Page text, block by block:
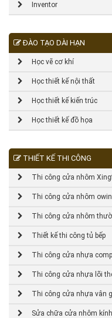
Inventor
ĐÀO TẠO DÀI HẠN
Học vẽ cơ khí
Học thiết kế nội thất
Học thiết kế kiến trúc
Học thiết kế đồ họa
THIẾT KẾ THI CÔNG
Thi công cửa nhôm
Thi công cửa nhôm owin
Thi công cửa nhôm
Thiết kế thi công tủ bếp
Thi công cửa nhựa
Thi công cửa nhựa lõi
Thi công cửa nhựa vân
Sửa chữa cửa nhôm kính